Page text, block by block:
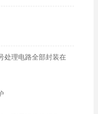
处理电路全部封装在